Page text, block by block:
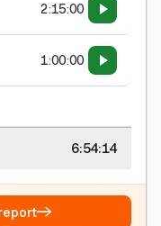
2:15:00
1:00:00
6:54:15
→